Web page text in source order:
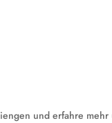
und erfahre